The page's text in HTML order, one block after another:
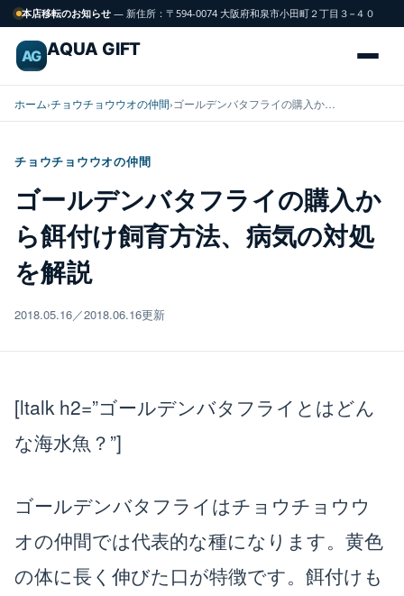
本店移転のお知らせ — 新住所：〒594-0074 大阪府和泉市小田町２丁目３−４０
AG AQUA GIFT
海
水
魚
サンゴ
飼育用品GEAR
水槽 TANK
ホーム›チョウチョウウオの仲間›ゴールデンバタフライの購入か…
チョウチョウウオの仲間
ゴールデンバタフライの購入か
ら餌付け飼育方法、病気の対処
を解説
2018.05.16／2018.06.16更新
[ltalk h2=”ゴールデンバタフライとはどん
な海水魚？”]
ゴールデンバタフライはチョウチョウウ
オの仲間では代表的な種になります。黄色
の体に長く伸びた口が特徴です。餌付けも